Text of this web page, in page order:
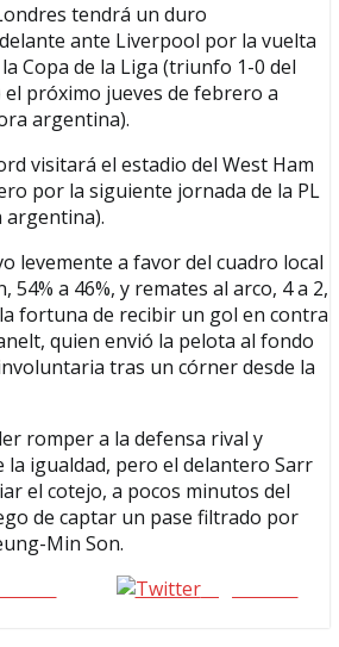
tendrá un duro
ante Liverpool por la vuelta
Copa de la Liga (triunfo 1-0 del
próximo jueves de febrero a
argentina).
visitará el estadio del West Ham
por la siguiente jornada de la PL
argentina).
levemente a favor del cuadro local
54% a 46%, y remates al arco, 4 a 2,
fortuna de recibir un gol en contra
quien envió la pelota al fondo
tras un córner desde la
romper a la defensa rival y
igualdad, pero el delantero Sarr
el cotejo, a pocos minutos del
de captar un pase filtrado por
Min Son.
en
seguinos X